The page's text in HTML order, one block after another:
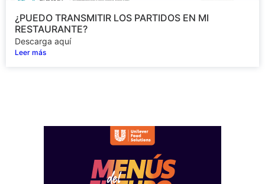
¿PUEDO TRANSMITIR LOS PARTIDOS EN MI
RESTAURANTE?
Descarga aquí
Leer más